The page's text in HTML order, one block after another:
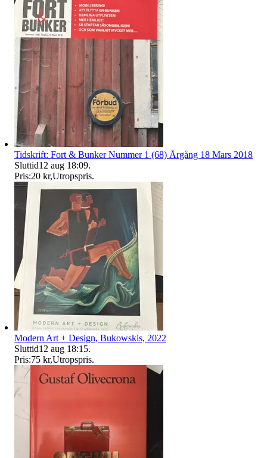
Tidskrift: Fort & Bunker Nummer 1 (68) Årgång 18 Mars 2018
Sluttid12 aug 18:09.
Pris:20 kr,Utropspris.
Modern Art + Design, Bukowskis, 2022
Sluttid12 aug 18:15.
Pris:75 kr,Utropspris.